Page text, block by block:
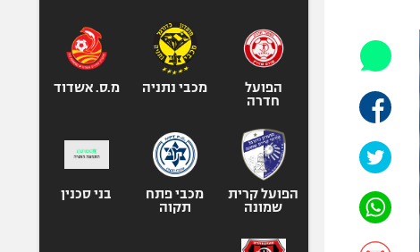
אופניים
ספורט מוטורי
כדורמים
בייסבול MLB
ספורט אתגרי
אומנויות לחימה
הפועל
חדרה
מכבי נתניה מ.ס. אשדוד
הפועל קרית
שמונה
מכבי פתח
תקוה
בני סכנין